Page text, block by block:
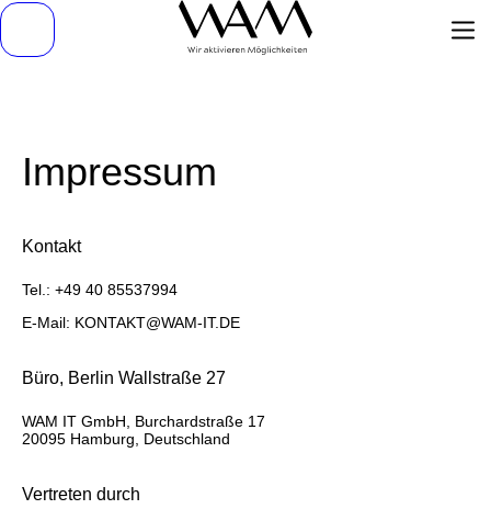
Impressum
Kontakt
Tel.: +49 40 85537994
E-Mail: KONTAKT@WAM-IT.DE
Büro, Berlin Wallstraße 27
WAM IT GmbH, Burchardstraße 17
20095 Hamburg, Deutschland
Vertreten durch